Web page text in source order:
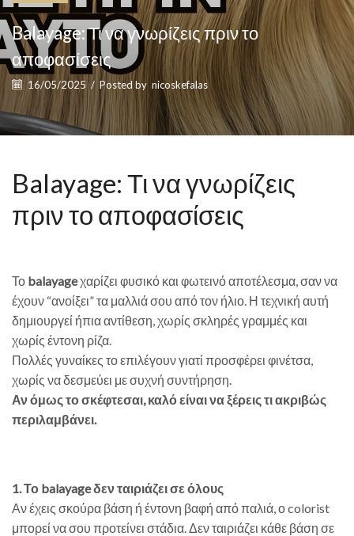
Balayage: Τι να γνωρίζεις πριν το
αποφασίσεις
16/05/2025 / Posted by nicoskefalas
Balayage: Τι να γνωρίζεις
πριν το αποφασίσεις
Το balayageχαρίζει φυσικό και φωτεινό αποτέλεσμα, σαν να
έχουν “ανοίξει” τα μαλλιά σου από τον ήλιο. Η τεχνική αυτή
δημιουργεί ήπια αντίθεση, χωρίς σκληρές γραμμές και
χωρίς έντονη ρίζα.
Πολλές γυναίκες το επιλέγουν γιατί προσφέρει φινέτσα,
χωρίς να δεσμεύει με συχνή συντήρηση.
Αν όμως το σκέφτεσαι, καλό είναι να ξέρεις τι ακριβώς
περιλαμβάνει.
1. Το balayage δεν ταιριάζει σε όλους
Αν έχεις σκούρα βάση ή έντονη βαφή από παλιά, ο colorist
μπορεί να σου προτείνει στάδια. Δεν ταιριάζει κάθε βάση σε